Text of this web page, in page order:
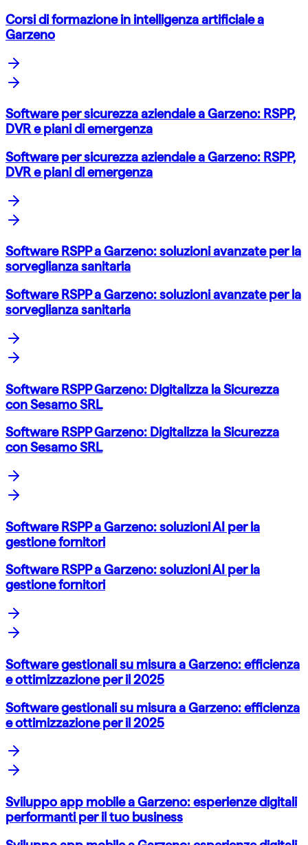
Corsi di formazione in intelligenza artificiale a
Garzeno
Software per sicurezza aziendale a Garzeno: RSPP,
DVR e piani di emergenza
Software per sicurezza aziendale a Garzeno: RSPP,
DVR e piani di emergenza
Software RSPP a Garzeno: soluzioni avanzate per la
sorveglianza sanitaria
Software RSPP a Garzeno: soluzioni avanzate per la
sorveglianza sanitaria
Software RSPP Garzeno: Digitalizza la Sicurezza
con Sesamo SRL
Software RSPP Garzeno: Digitalizza la Sicurezza
con Sesamo SRL
Software RSPP a Garzeno: soluzioni AI per la
gestione fornitori
Software RSPP a Garzeno: soluzioni AI per la
gestione fornitori
Software gestionali su misura a Garzeno: efficienza
e ottimizzazione per il 2025
Software gestionali su misura a Garzeno: efficienza
e ottimizzazione per il 2025
Sviluppo app mobile a Garzeno: esperienze digitali
performanti per il tuo business